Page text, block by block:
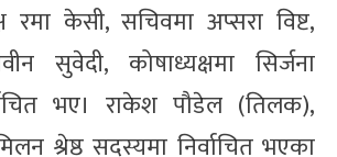
रमा केसी, सचिवमा अप्सरा विष्ट,
सुवेदी, कोषाध्यक्षमा सिर्जना
भए। राकेश पौडेल (तिलक),
श्रेष्ठ सदस्यमा निर्वाचित भएका